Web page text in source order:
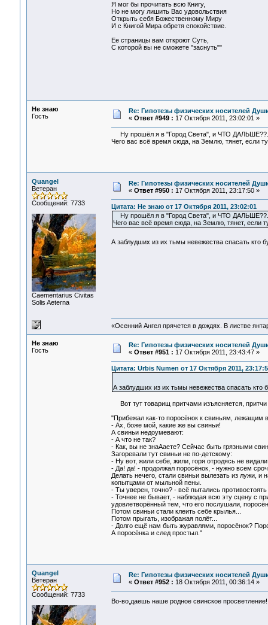
Я мог бы прочитать всю Книгу,
Но не могу лишить Вас удовольствия
Открыть себя Божественному Миру
И с Книгой Мира обретя спокойствие.
Ее страницы вам откроют Суть,
С которой вы не сможете "заснуть""
Не знаю
Гость
Re: Гипотезы физических носителей
« Ответ #949 : 17 Октября 2011, 23:02:01 »
Ну прошёл я в "Город Света", и ЧТО ДАЛЬШЕ??..
Чего вас всё время сюда, на Землю, тянет, если
Quangel
Ветеран
Сообщений: 7733
Сaementarius Civitas
Solis Aeterna
Re: Гипотезы физических носителей
« Ответ #950 : 17 Октября 2011, 23:17:50 »
Цитата: Не знаю от 17 Октября 2011, 23:02:01
Ну прошёл я в "Город Света", и ЧТО ДАЛЬШЕ??..
Чего вас всё время сюда, на Землю, тянет, если
А заблудших из их тьмы невежества спасать кто
«Осенний Ангел прячется в дождях. В листве
Не знаю
Гость
Re: Гипотезы физических носителей
« Ответ #951 : 17 Октября 2011, 23:43:47 »
Цитата: Urbis Numen от 17 Октября 2011,
А заблудших из их тьмы невежества спасать кто
Вот тут товарищ притчами изъясняется, притчи
"Прибежал как-то поросёнок к свиньям, лежащим в
- Ах, боже мой, какие же вы свиньи!
А свиньи недоумевают:
- А что не так?
- Как, вы не знаАаете? Сейчас быть грязными
Загоревали тут свиньи не по-детскому:
- Ну вот, жили себе, жили, горя отродясь не
- Да! да! - продолжал поросёнок, - нужно всем
Делать нечего, стали свиньи вылезать из лужи,
копытцами от мыльной пены.
- Ты уверен, точно? - всё пытались
- Точнее не бывает, - наблюдая всю эту сцену с
удовлетворённый тем, что его послушали,
Потом свиньи стали клеить себе крылья...
Потом прыгать, изображая полёт...
- Долго ещё нам быть журавлями, поросёнок?
А поросёнка и след простыл."
Quangel
Ветеран
Сообщений: 7733
Re: Гипотезы физических носителей
« Ответ #952 : 18 Октября 2011, 00:36:14 »
Во-во,даешь наше родное свинское